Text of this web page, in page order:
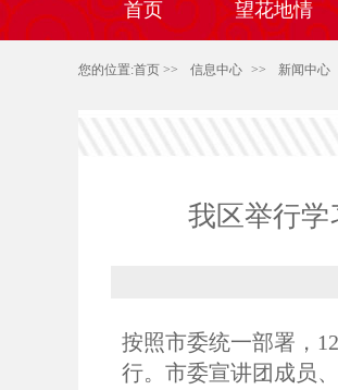
首页 望花地情
您的位置:首页 >> 信息中心 >> 新闻中心
我区举行学
按照市委统一部署，
行。市委宣讲团成员